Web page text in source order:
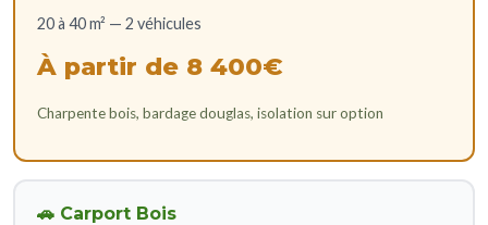
20 à 40 m² — 2 véhicules
À partir de 8 400€
Charpente bois, bardage douglas, isolation sur option
🚗 Carport Bois